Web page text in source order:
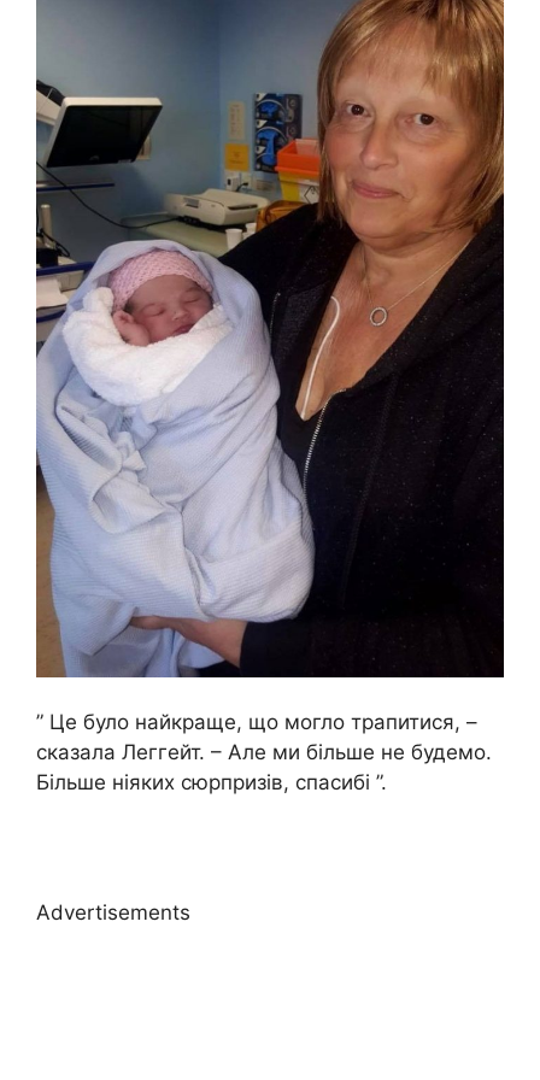
” Це було найкраще, що могло трапитися, –
сказала Леггейт. – Але ми більше не будемо.
Більше ніяких сюрпризів, спасибі ”.
Advertisements